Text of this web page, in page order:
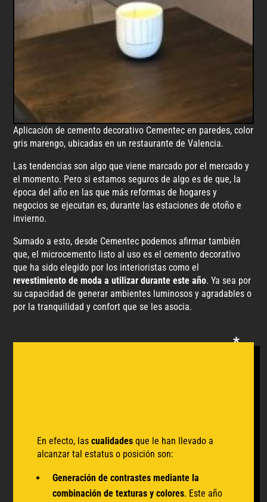
Aplicación de cemento decorativo Cementec en paredes, color
gris marengo, ubicadas en un restaurante de Valencia.
Las tendencias son algo que viene marcado por el mercado y
el momento. Pero si estamos seguros de algo es de que, la
época del año en las que más reformas de hogares y
negocios se ejecutan es, durante las estaciones de otoño e
invierno.
Sumado a esto, desde Cementec podemos afirmar también
que, el microcemento listo al uso es el cemento decorativo
que ha sido elegido por los interioristas como el
revestimiento de moda a utilizar durante este año. Ya sea por
su capacidad de generar ambientes luminosos y agradables o
por la tranquilidad y confort que se les asocia.
En efecto, lascualidades que le han llevado a
alcanzar tal estatus o posición son:
Generación de contrastes mediante la
combinación de texturas y colores. Este año